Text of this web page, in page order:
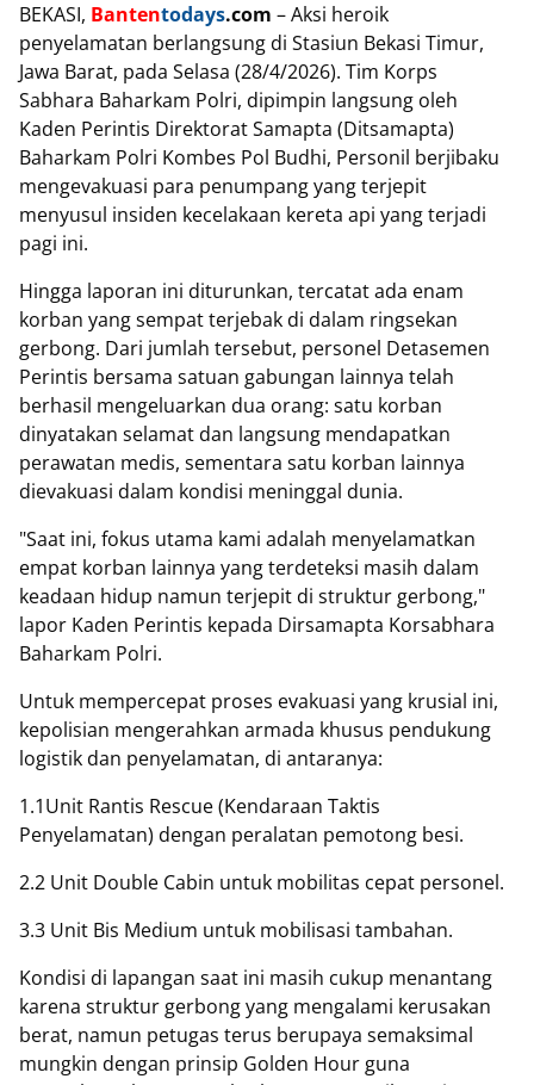
BEKASI, Bantentodays.com – Aksi heroik
penyelamatan berlangsung di Stasiun Bekasi Timur,
Jawa Barat, pada Selasa (28/4/2026). Tim Korps
Sabhara Baharkam Polri, dipimpin langsung oleh
Kaden Perintis Direktorat Samapta (Ditsamapta)
Baharkam Polri Kombes Pol Budhi, Personil berjibaku
mengevakuasi para penumpang yang terjepit
menyusul insiden kecelakaan kereta api yang terjadi
pagi ini.
Hingga laporan ini diturunkan, tercatat ada enam
korban yang sempat terjebak di dalam ringsekan
gerbong. Dari jumlah tersebut, personel Detasemen
Perintis bersama satuan gabungan lainnya telah
berhasil mengeluarkan dua orang: satu korban
dinyatakan selamat dan langsung mendapatkan
perawatan medis, sementara satu korban lainnya
dievakuasi dalam kondisi meninggal dunia.
"Saat ini, fokus utama kami adalah menyelamatkan
empat korban lainnya yang terdeteksi masih dalam
keadaan hidup namun terjepit di struktur gerbong,"
lapor Kaden Perintis kepada Dirsamapta Korsabhara
Baharkam Polri.
Untuk mempercepat proses evakuasi yang krusial ini,
kepolisian mengerahkan armada khusus pendukung
logistik dan penyelamatan, di antaranya:
1.1Unit Rantis Rescue (Kendaraan Taktis
Penyelamatan) dengan peralatan pemotong besi.
2.2 Unit Double Cabin untuk mobilitas cepat personel.
3.3 Unit Bis Medium untuk mobilisasi tambahan.
Kondisi di lapangan saat ini masih cukup menantang
karena struktur gerbong yang mengalami kerusakan
berat, namun petugas terus berupaya semaksimal
mungkin dengan prinsip Golden Hour guna